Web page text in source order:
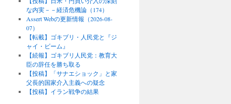
な内実－－経済危機論（174）
Assert Webの更新情報（2026-08-
07）
【転載】ゴキブリ・人民党と『ジ
ャイ・ビーム』
【続報】ゴキブリ人民党：教育大
臣の辞任を勝ち取る
【投稿】「サナエショック」と家
父長的国家介入主義への疑念
【投稿】イラン戦争の結果